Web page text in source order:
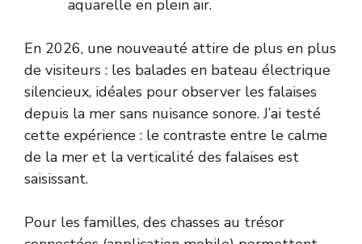
aquarelle en plein air.
En 2026, une nouveauté attire de plus en plus
de visiteurs : les balades en bateau électrique
silencieux, idéales pour observer les falaises
depuis la mer sans nuisance sonore. J’ai testé
cette expérience : le contraste entre le calme
de la mer et la verticalité des falaises est
saisissant.
Pour les familles, des chasses au trésor